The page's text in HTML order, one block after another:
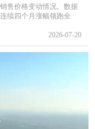
售价格变动情况。数据
续四个月涨幅领跑全
2026-07-20